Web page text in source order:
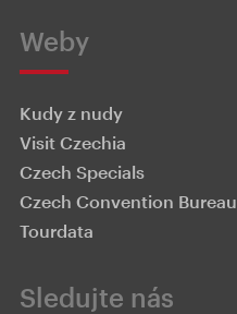
Weby
Kudy z nudy
Visit Czechia
Czech Specials
Czech Convention Bureau
Tourdata
Sledujte nás